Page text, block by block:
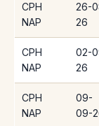
CPH
NAP
26-
26
CPH
NAP
02-
26
CPH
NAP
09-
09-